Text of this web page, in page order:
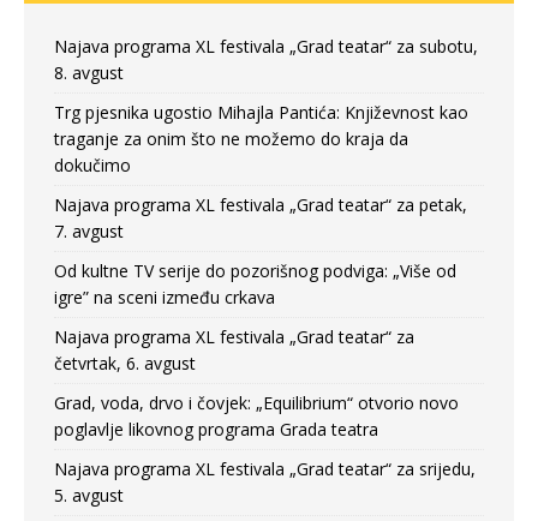
Najava programa XL festivala „Grad teatar“ za subotu,
8. avgust
Trg pjesnika ugostio Mihajla Pantića: Književnost kao
traganje za onim što ne možemo do kraja da
dokučimo
Najava programa XL festivala „Grad teatar“ za petak,
7. avgust
Od kultne TV serije do pozorišnog podviga: „Više od
igre” na sceni između crkava
Najava programa XL festivala „Grad teatar“ za
četvrtak, 6. avgust
Grad, voda, drvo i čovjek: „Equilibrium“ otvorio novo
poglavlje likovnog programa Grada teatra
Najava programa XL festivala „Grad teatar“ za srijedu,
5. avgust